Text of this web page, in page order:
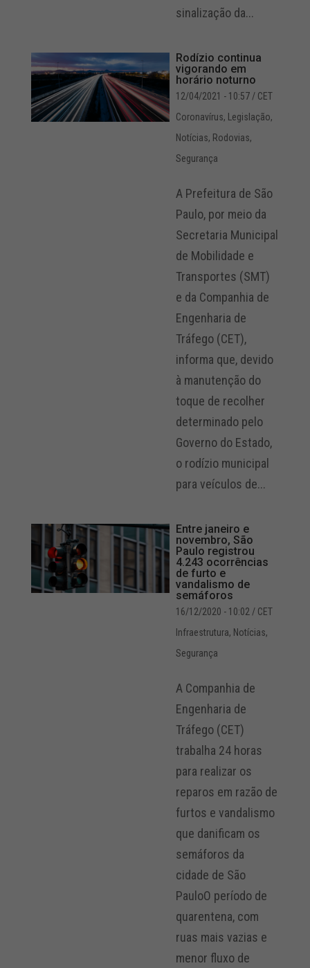
sinalização da...
Rodízio continua
vigorando em
horário noturno
12/04/2021 - 10:57/ CET
Coronavírus, Legislação,
Notícias, Rodovias,
Segurança
A Prefeitura de São
Paulo, por meio da
Secretaria Municipal
de Mobilidade e
Transportes (SMT)
e da Companhia de
Engenharia de
Tráfego (CET),
informa que, devido
à manutenção do
toque de recolher
determinado pelo
Governo do Estado,
o rodízio municipal
para veículos de...
Entre janeiro e
novembro, São
Paulo registrou
4.243 ocorrências
de furto e
vandalismo de
semáforos
16/12/2020 - 10:02 / CET
Infraestrutura, Notícias,
Segurança
A Companhia de
Engenharia de
Tráfego (CET)
trabalha 24 horas
para realizar os
reparos em razão de
furtos e vandalismo
que danificam os
semáforos da
cidade de São
PauloO período de
quarentena, com
ruas mais vazias e
menor fluxo de